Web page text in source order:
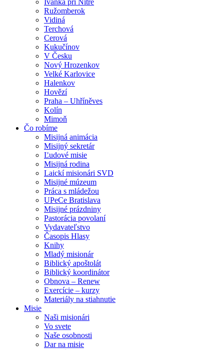
Ivanka pri Nitre
Ružomberok
Vidiná
Terchová
Cerová
Kukučínov
V Česku
Nový Hrozenkov
Velké Karlovice
Halenkov
Hovězí
Praha – Uhříněves
Kolín
Mimoň
Čo robíme
Misijná animácia
Misijný sekretár
Ľudové misie
Misijná rodina
Laickí misionári SVD
Misijné múzeum
Práca s mládežou
UPeCe Bratislava
Misijné prázdniny
Pastorácia povolaní
Vydavateľstvo
Časopis Hlasy
Knihy
Mladý misionár
Biblický apoštolát
Biblický koordinátor
Obnova – Renew
Exercície – kurzy
Materiály na stiahnutie
Misie
Naši misionári
Vo svete
Naše osobnosti
Dar na misie